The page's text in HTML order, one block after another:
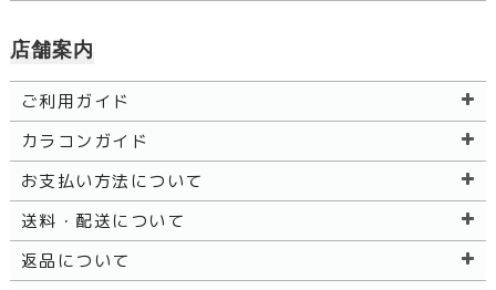
店舗案内
ご利用ガイド
カラコンガイド
お支払い方法について
送料・配送について
返品について